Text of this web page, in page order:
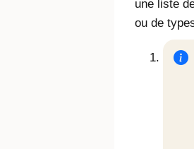
une liste
ou de